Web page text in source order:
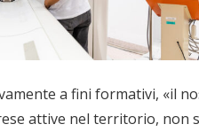
a fini formativi, «il
attive nel territorio, non